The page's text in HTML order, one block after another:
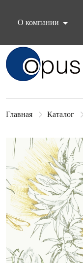
О компании
Блок поиска
Главная Каталог